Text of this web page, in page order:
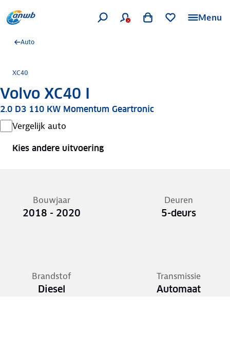
Menu
Auto
XC40
Volvo XC40 I
2.0 D3 110 KW Momentum Geartronic
Vergelijk auto
Kies andere uitvoering
Bouwjaar
2018 - 2020
Deuren
5-deurs
Brandstof
Diesel
Transmissie
Automaat